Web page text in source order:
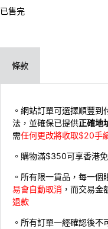
已售完
條款
。網站訂單可選擇順豐
法，並確保已提供正確地
需任何更改將收取$20手
。購物滿$350可享香港
。所有限一貨品，每一個
易會自動取消 ，而交易金
退款
。所有訂單一經確認後